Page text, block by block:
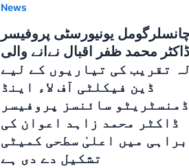
News
یونیورسٹی پروفیسر
ڈاکٹر محمد ظفر اقبال نےانے والی
تقریب کی تیاریوں کے لیے
ڈین فیکلٹی آف لاء اینڈ
سائنسز پروفیسر
ڈاکٹر محمد زاہد اعوان کی
میں اعلیٰ سطحی کمیٹی
تشکیل دے دی ہے